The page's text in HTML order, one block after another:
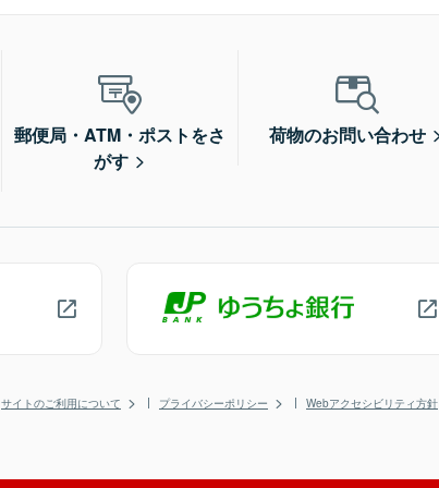
郵便局・ATM・ポストをさ
がす
荷物のお問い合わせ
サイトのご利用について プライバシーポリシー Webアクセシビリティ方針